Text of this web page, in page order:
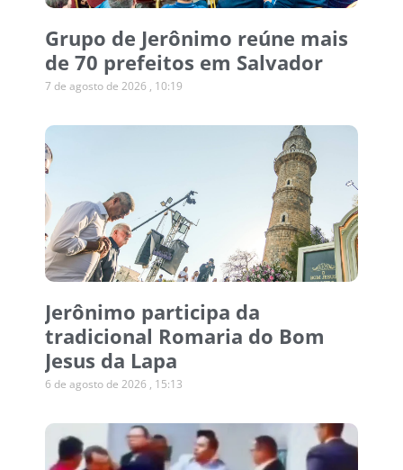
Grupo de Jerônimo reúne mais
de 70 prefeitos em Salvador
7 de agosto de 2026 10:19
Jerônimo participa da
tradicional Romaria do Bom
Jesus da Lapa
6 de agosto de 2026 15:13